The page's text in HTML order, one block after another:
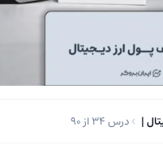
| درس 34 از 90